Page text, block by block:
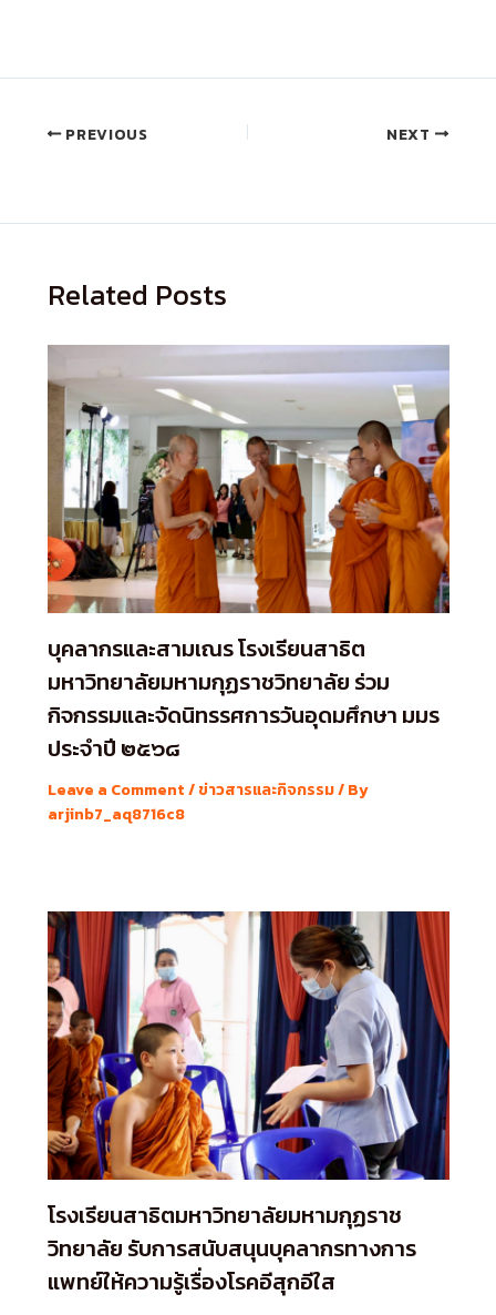
PREVIOUS NEXT
Related Posts
บุคลากรและสามเณร โรงเรียนสาธิต
มหาวิทยาลัยมหามกุฏราชวิทยาลัย ร่วม
กิจกรรมและจัดนิทรรศการวันอุดมศึกษา มมร
ประจำปี ๒๕๖๘
Leave a Comment/ข่าวสารและกิจกรรม/ By
arjinb7_aq8716c8
โรงเรียนสาธิตมหาวิทยาลัยมหามกุฏราช
วิทยาลัย รับการสนับสนุนบุคลากรทางการ
แพทย์ให้ความรู้เรื่องโรคอีสุกอีใส